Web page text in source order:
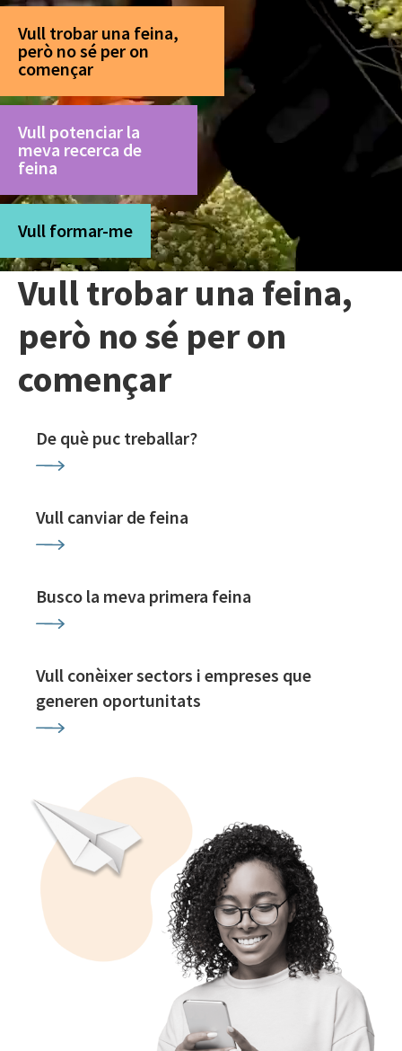
Vull trobar una feina,
però no sé per on
començar
Vull potenciar la
meva recerca de
feina
Vull formar-me
Vull trobar una feina,
però no sé per on
començar
De què puc treballar?
Vull canviar de feina
Busco la meva primera feina
Vull conèixer sectors i empreses que
generen oportunitats